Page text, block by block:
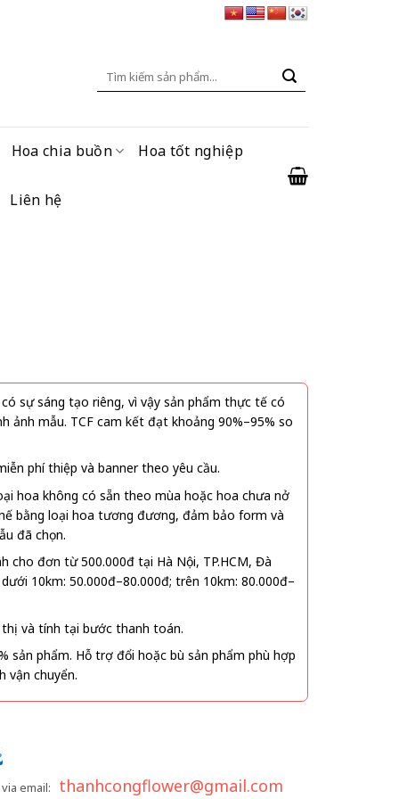
Tìm
Hoa chia buồn Hoa tốt nghiệp
Liên hệ
sự sáng tạo riêng, vì vậy sản phẩm thực tế có
ảnh mẫu. TCF cam kết đạt khoảng 90%–95% so
phí thiệp và banner theo yêu cầu.
hoa không có sẵn theo mùa hoặc hoa chưa nở
bằng loại hoa tương đương, đảm bảo form và
đã chọn.
cho đơn từ 500.000đ tại Hà Nội, TP.HCM, Đà
10km: 50.000đ–80.000đ; trên 10km: 80.000đ–
và tính tại bước thanh toán.
sản phẩm. Hỗ trợ đổi hoặc bù sản phẩm phù hợp
vận chuyển.
email: thanhcongflower@gmail.com